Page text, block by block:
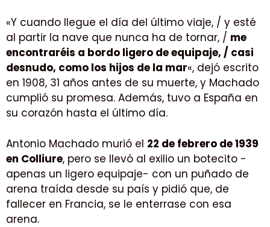
«Y cuando llegue el día del último viaje, / y esté
al partir la nave que nunca ha de tornar, / me
encontraréis a bordo ligero de equipaje, / casi
desnudo, como los hijos de la mar«, dejó escrito
en 1908, 31 años antes de su muerte, y Machado
cumplió su promesa. Además, tuvo a España en
su corazón hasta el último día.
Antonio Machado murió el 22 de febrero de 1939
en Colliure, pero se llevó al exilio un botecito -
apenas un ligero equipaje- con un puñado de
arena traída desde su país y pidió que, de
fallecer en Francia, se le enterrase con esa
arena.